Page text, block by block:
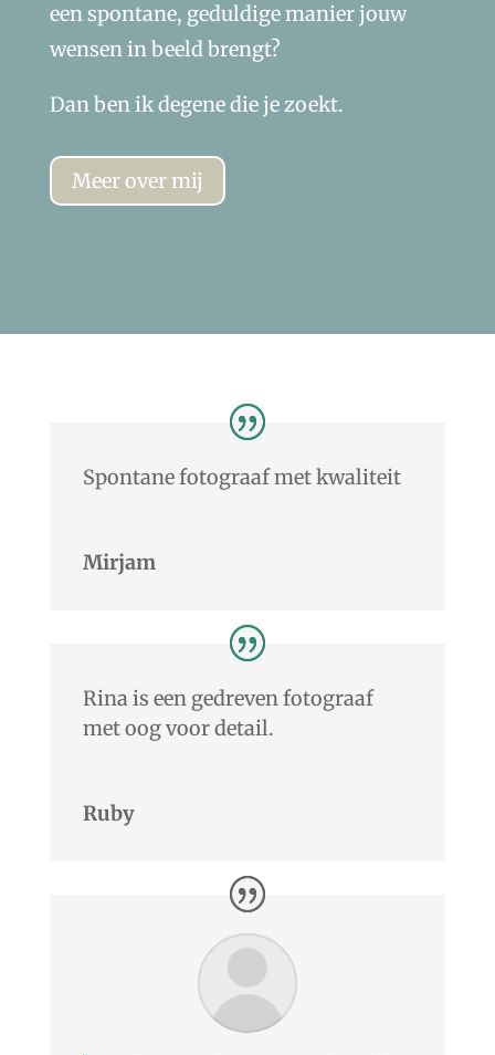
een spontane, geduldige manier jouw
wensen in beeld brengt?
Dan ben ik degene die je zoekt.
Meer over mij
Spontane fotograaf met kwaliteit
Mirjam
Rina is een gedreven fotograaf
met oog voor detail.
Ruby